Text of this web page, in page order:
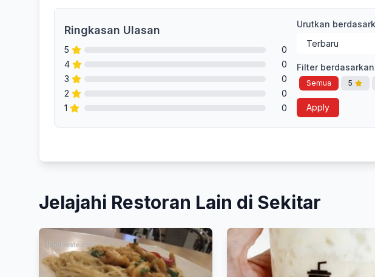
Ringkasan Ulasan
5
0
4
0
3
0
2
0
1
0
Urutkan
Filter
Semua 5
Apply
Jelajahi Restoran Lain di Sekitar